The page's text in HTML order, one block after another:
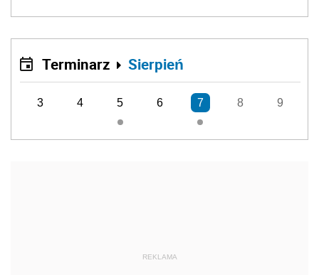
Terminarz Sierpień
3 4 5 6 7 8 9
REKLAMA